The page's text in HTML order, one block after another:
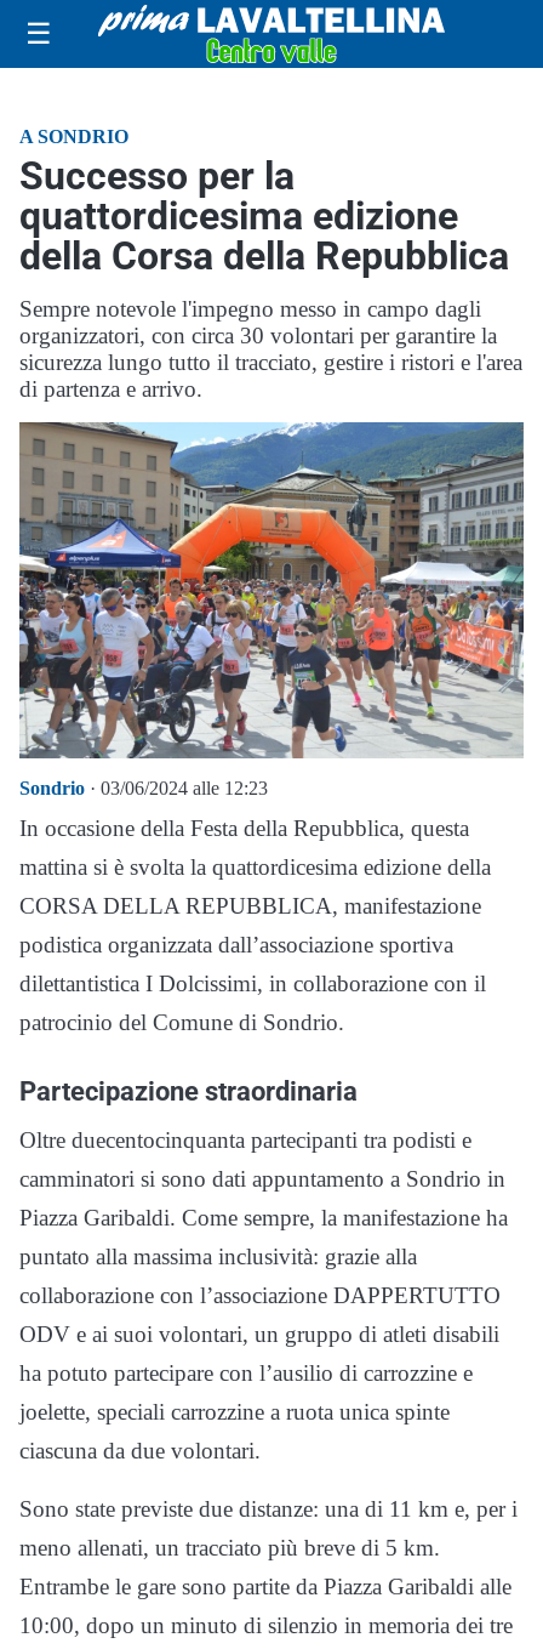
☰
A SONDRIO
Successo per la
quattordicesima edizione
della Corsa della Repubblica
Sempre notevole l'impegno messo in campo dagli
organizzatori, con circa 30 volontari per garantire la
sicurezza lungo tutto il tracciato, gestire i ristori e l'area
di partenza e arrivo.
Sondrio · 03/06/2024 alle 12:23
In occasione della Festa della Repubblica, questa
mattina si è svolta la quattordicesima edizione della
CORSA DELLA REPUBBLICA, manifestazione
podistica organizzata dall’associazione sportiva
dilettantistica I Dolcissimi, in collaborazione con il
patrocinio del Comune di Sondrio.
Partecipazione straordinaria
Oltre duecentocinquanta partecipanti tra podisti e
camminatori si sono dati appuntamento a Sondrio in
Piazza Garibaldi. Come sempre, la manifestazione ha
puntato alla massima inclusività: grazie alla
collaborazione con l’associazione DAPPERTUTTO
ODV e ai suoi volontari, un gruppo di atleti disabili
ha potuto partecipare con l’ausilio di carrozzine e
joelette, speciali carrozzine a ruota unica spinte
ciascuna da due volontari.
Sono state previste due distanze: una di 11 km e, per i
meno allenati, un tracciato più breve di 5 km.
Entrambe le gare sono partite da Piazza Garibaldi alle
10:00, dopo un minuto di silenzio in memoria dei tre